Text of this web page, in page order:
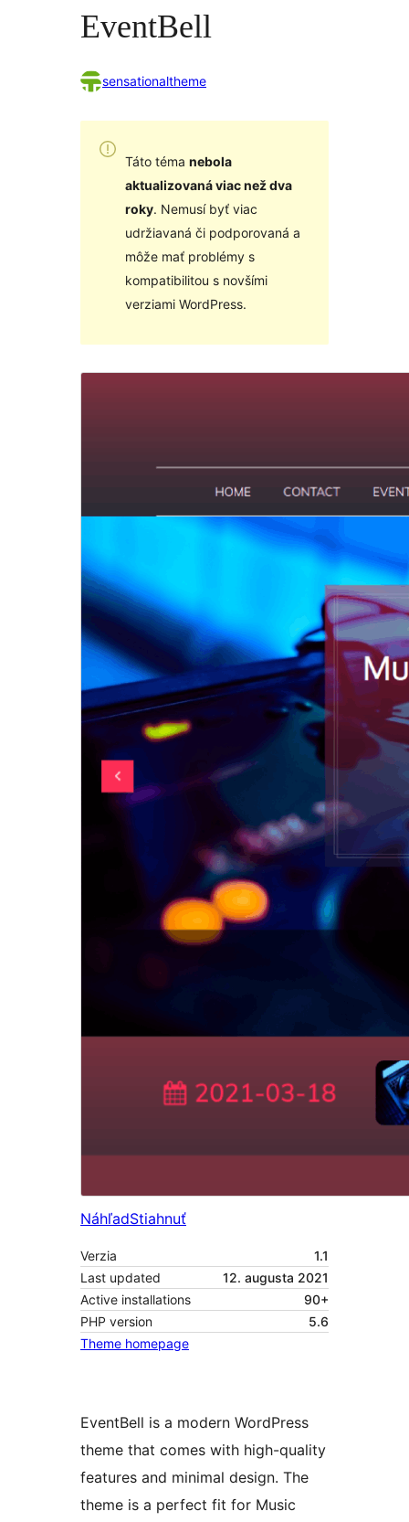
EventBell
sensationaltheme
Táto téma nebola
aktualizovaná viac než dva
roky. Nemusí byť viac
udržiavaná či podporovaná a
môže mať problémy s
kompatibilitou s novšími
verziami WordPress.
NáhľadStiahnuť
Verzia
1.1
Last updated
12. augusta 2021
Active installations
90+
PHP version
5.6
Theme homepage
EventBell is a modern WordPress
theme that comes with high-quality
features and minimal design. The
theme is a perfect fit for Music